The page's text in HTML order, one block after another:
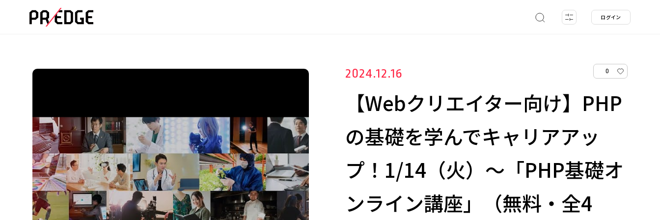
ログイン
2024.12.16 0
【Webクリエイター向け】PHP
の基礎を学んでキャリアアッ
プ！1/14（火）～「PHP基礎オ
ンライン講座」（無料・全4